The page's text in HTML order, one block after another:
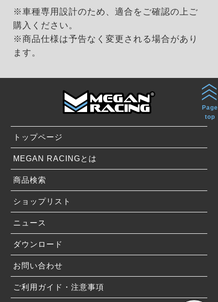
※車種専用設計のため、適合をご確認の上ご
購入ください。
※商品仕様は予告なく変更される場合があり
ます。
トップページ
MEGAN RACINGとは
商品検索
ショップリスト
ニュース
ダウンロード
お問い合わせ
ご利用ガイド・注意事項
Page
top